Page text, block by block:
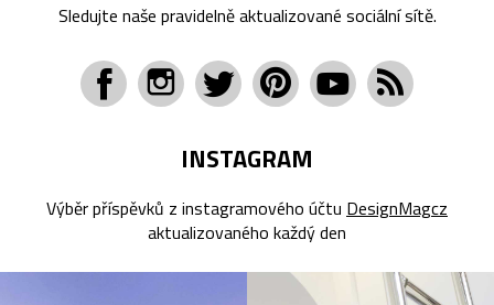
Sledujte naše pravidelně aktualizované sociální sítě.
INSTAGRAM
Výběr příspěvků z instagramového účtu DesignMagcz
aktualizovaného každý den